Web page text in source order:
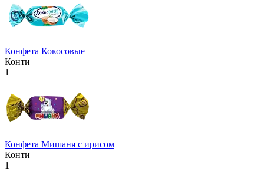
Конфета Кокосовые
Конти
1
Конфета Мишаня с ирисом
Конти
1